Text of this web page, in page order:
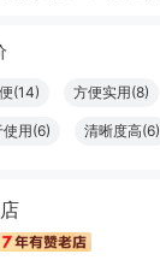
(14) 方便实用(8)
使用(6) 清晰度高(6)